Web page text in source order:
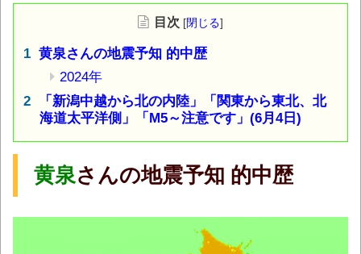
目次 [閉じる]
黄泉さんの地震予知 的中歴
2024年
「新潟中越から北の内陸」「関東から東北、北
海道太平洋側」「M5～注意です」(6月4日)
黄泉さんの地震予知 的中歴